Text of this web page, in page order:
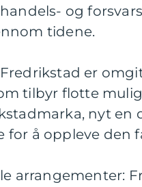
og
tidene.
er
tilbyr flotte
nyt en
for å oppleve den
arrangementer: